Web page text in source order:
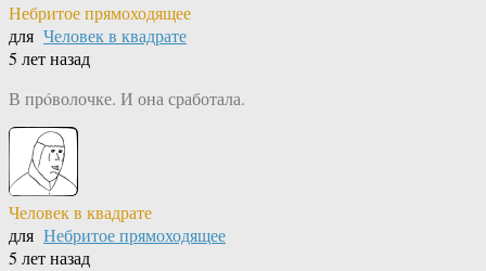
Небритое прямоходящее
для Человек в квадрате
5 лет назад
В прóволочке. И она сработала.
Человек в квадрате
для Небритое прямоходящее
5 лет назад